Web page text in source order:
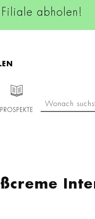
Filiale abholen!
PROSPEKTE